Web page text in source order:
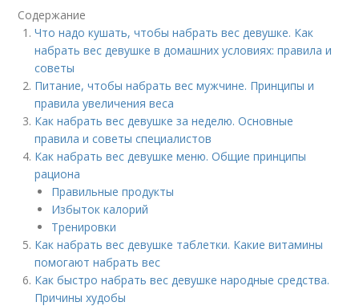
Содержание
Что надо кушать, чтобы набрать вес девушке. Как
набрать вес девушке в домашних условиях: правила и
советы
Питание, чтобы набрать вес мужчине. Принципы и
правила увеличения веса
Как набрать вес девушке за неделю. Основные
правила и советы специалистов
Как набрать вес девушке меню. Общие принципы
рациона
Правильные продукты
Избыток калорий
Тренировки
Как набрать вес девушке таблетки. Какие витамины
помогают набрать вес
Как быстро набрать вес девушке народные средства.
Причины худобы